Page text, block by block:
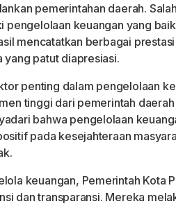
pemerintahan daerah.
pengelolaan keuangan yang
mencatatkan berbagai
yang patut diapresiasi.
penting dalam pengelolaan
tinggi dari pemerintah
bahwa pengelolaan
pada kesejahteraan
keuangan, Pemerintah Kota
dan transparansi. Mereka